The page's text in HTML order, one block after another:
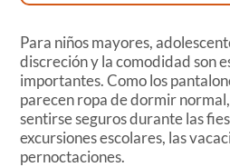
Para niños mayores,
discreción y la comodidad son
importantes. Como los
parecen ropa de dormir
sentirse seguros durante las
excursiones escolares, las
pernoctaciones.